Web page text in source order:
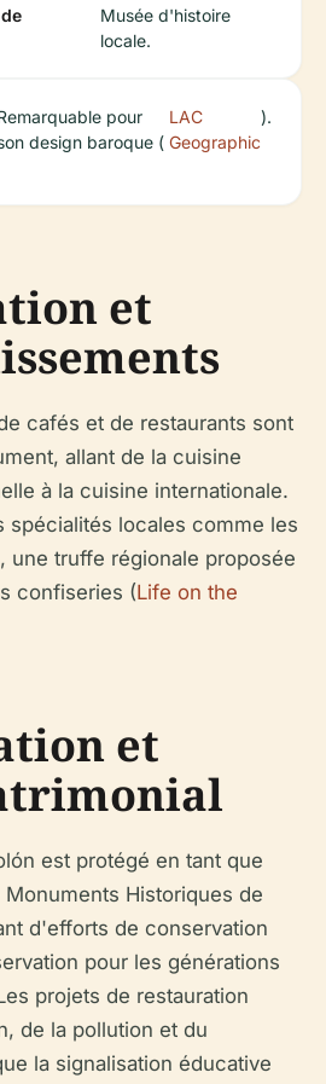
Musée d'histoire
locale.
pour
design baroque (
LAC
Geographic
).
et
cafés et de restaurants sont
allant de la cuisine
à la cuisine internationale.
spécialités locales comme les
une truffe régionale proposée
confiseries (Life on the
et
est protégé en tant que
Historiques de
d'efforts de conservation
pour les générations
projets de restauration
de la pollution et du
la signalisation éducative